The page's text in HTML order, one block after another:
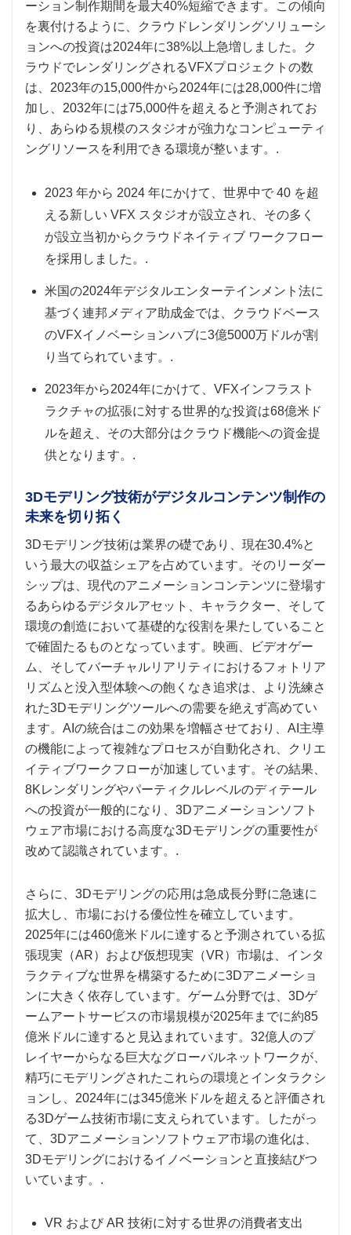
ーション制作期間を最大40%短縮できます。この傾向
を裏付けるように、クラウドレンダリングソリューシ
ョンへの投資は2024年に38%以上急増しました。ク
ラウドでレンダリングされるVFXプロジェクトの数
は、2023年の15,000件から2024年には28,000件に増
加し、2032年には75,000件を超えると予測されてお
り、あらゆる規模のスタジオが強力なコンピューティ
ングリソースを利用できる環境が整います。.
2023 年から 2024 年にかけて、世界中で 40 を超
える新しい VFX スタジオが設立され、その多く
が設立当初からクラウドネイティブ ワークフロー
を採​​用しました。.
米国の2024年デジタルエンターテインメント法に
基づく連邦メディア助成金では、クラウドベース
のVFXイノベーションハブに3億5000万ドルが割
り当てられています。.
2023年から2024年にかけて、VFXインフラスト
ラクチャの拡張に対する世界的な投資は68億米ド
ルを超え、その大部分はクラウド機能への資金提
供となります。.
3Dモデリング技術がデジタルコンテンツ制作の
未来を切り拓く
3Dモデリング技術は業界の礎であり、現在30.4%と
いう最大の収益シェアを占めています。そのリーダー
シップは、現代のアニメーションコンテンツに登場す
るあらゆるデジタルアセット、キャラクター、そして
環境の創造において基礎的な役割を果たしていること
で確固たるものとなっています。映画、ビデオゲー
ム、そしてバーチャルリアリティにおけるフォトリア
リズムと没入型体験への飽くなき追求は、より洗練さ
れた3Dモデリングツールへの需要を絶えず高めてい
ます。AIの統合はこの効果を増幅させており、AI主導
の機能によって複雑なプロセスが自動化され、クリエ
イティブワークフローが加速しています。その結果、
8Kレンダリングやパーティクルレベルのディテール
への投資が一般的になり、3Dアニメーションソフト
ウェア市場における高度な3Dモデリングの重要性が
改めて認識されています。.
さらに、3Dモデリングの応用は急成長分野に急速に
拡大し、市場における優位性を確立しています。
2025年には460億米ドルに達すると予測されている拡
張現実（AR）および仮想現実（VR）市場は、インタ
ラクティブな世界を構築するために3Dアニメーショ
ンに大きく依存しています。ゲーム分野では、3Dゲ
ームアートサービスの市場規模が2025年までに約85
億米ドルに達すると見込まれています。32億人のプ
レイヤーからなる巨大なグローバルネットワークが、
精巧にモデリングされたこれらの環境とインタラクシ
ョンし、2024年には345億米ドルを超えると評価され
る3Dゲーム技術市場に支えられています。したがっ
て、3Dアニメーションソフトウェア市場の進化は、
3Dモデリングにおけるイノベーションと直接結びつ
いています。.
VR および AR 技術に対する世界の消費者支出